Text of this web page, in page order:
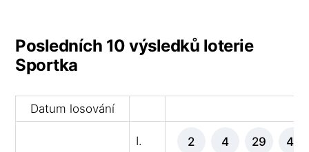
Posledních 10 výsledků loterie
Sportka
Datum losování
I. 2 4 29 41